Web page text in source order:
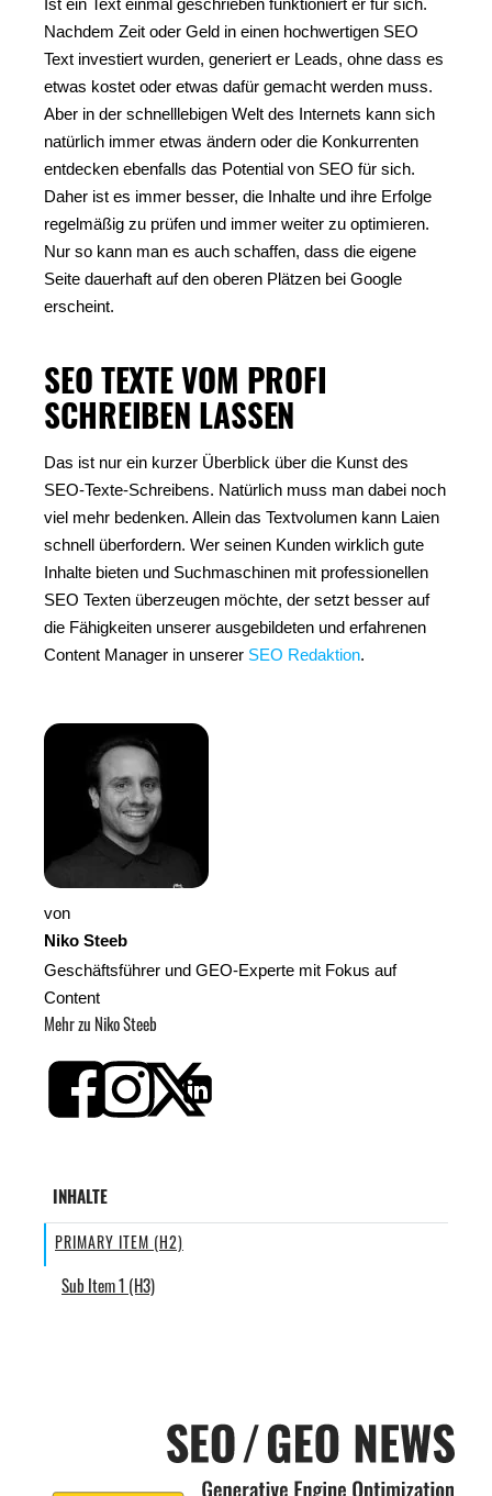
Ist ein Text einmal geschrieben funktioniert er für sich.
Nachdem Zeit oder Geld in einen hochwertigen SEO
Text investiert wurden, generiert er Leads, ohne dass es
etwas kostet oder etwas dafür gemacht werden muss.
Aber in der schnelllebigen Welt des Internets kann sich
natürlich immer etwas ändern oder die Konkurrenten
entdecken ebenfalls das Potential von SEO für sich.
Daher ist es immer besser, die Inhalte und ihre Erfolge
regelmäßig zu prüfen und immer weiter zu optimieren.
Nur so kann man es auch schaffen, dass die eigene
Seite dauerhaft auf den oberen Plätzen bei Google
erscheint.
SEO TEXTE VOM PROFI
SCHREIBEN LASSEN
Das ist nur ein kurzer Überblick über die Kunst des
SEO-Texte-Schreibens. Natürlich muss man dabei noch
viel mehr bedenken. Allein das Textvolumen kann Laien
schnell überfordern. Wer seinen Kunden wirklich gute
Inhalte bieten und Suchmaschinen mit professionellen
SEO Texten überzeugen möchte, der setzt besser auf
die Fähigkeiten unserer ausgebildeten und erfahrenen
Content Manager in unserer SEO Redaktion.
von
Niko Steeb
Geschäftsführer und GEO-Experte mit Fokus auf
Content
Mehr zu Niko Steeb
INHALTE
PRIMARY ITEM (H2)
Sub Item 1 (H3)